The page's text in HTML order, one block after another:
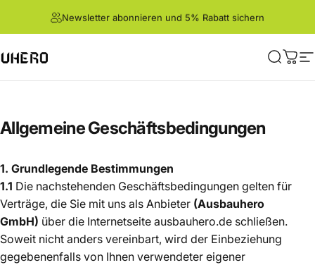
Newsletter abonnieren und 5% Rabatt sichern
Suche
AllgemeineGeschäftsbedingungen
1. Grundlegende Bestimmungen
1.1 Die nachstehenden Geschäftsbedingungen gelten für
Verträge, die Sie mit uns als Anbieter (Ausbauhero
GmbH) über die Internetseite ausbauhero.de schließen.
Soweit nicht anders vereinbart, wird der Einbeziehung
gegebenenfalls von Ihnen verwendeter eigener